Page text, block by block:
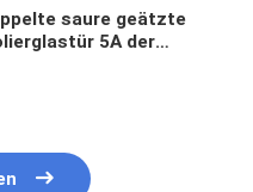
saure geätzte
5A der